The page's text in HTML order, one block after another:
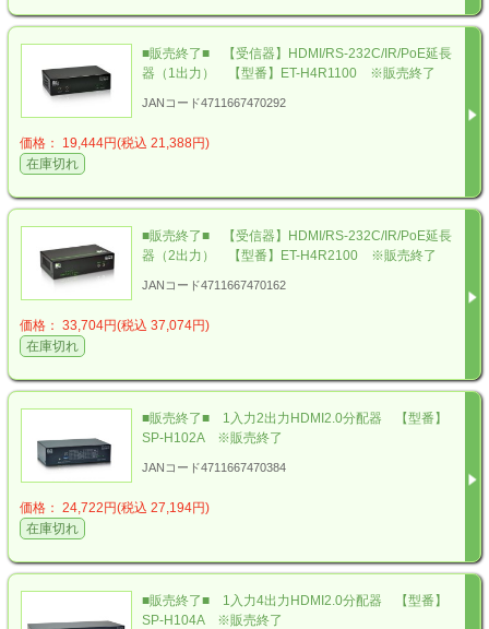
■販売終了■ 【受信器】HDMI/RS-232C/IR/PoE延長
器（1出力） 【型番】ET-H4R1100 ※販売終了
JANコード4711667470292
価格： 19,444円(税込 21,388円)
在庫切れ
■販売終了■ 【受信器】HDMI/RS-232C/IR/PoE延長
器（2出力） 【型番】ET-H4R2100 ※販売終了
JANコード4711667470162
価格： 33,704円(税込 37,074円)
在庫切れ
■販売終了■ 1入力2出力HDMI2.0分配器 【型番】
SP-H102A ※販売終了
JANコード4711667470384
価格： 24,722円(税込 27,194円)
在庫切れ
■販売終了■ 1入力4出力HDMI2.0分配器 【型番】
SP-H104A ※販売終了